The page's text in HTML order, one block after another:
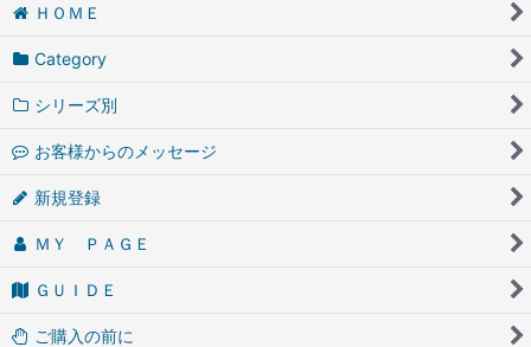
ＨＯＭＥ
Category
シリーズ別
お客様からのメッセージ
新規登録
ＭＹ ＰＡＧＥ
ＧＵＩＤＥ
ご購入の前に